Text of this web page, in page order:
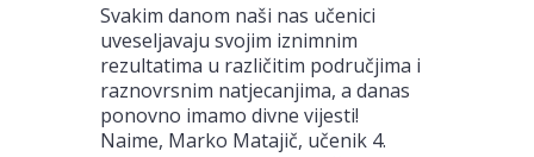
Svakim danom naši nas učenici
uveseljavaju svojim iznimnim
rezultatima u različitim područjima i
raznovrsnim natjecanjima, a danas
ponovno imamo divne vijesti!
Naime, Marko Matajič, učenik 4.